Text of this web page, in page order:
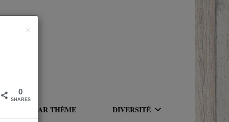
LIRE PAR THÈME DIVERSITÉ
×
0
SHARES